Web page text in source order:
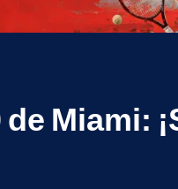
Miami: